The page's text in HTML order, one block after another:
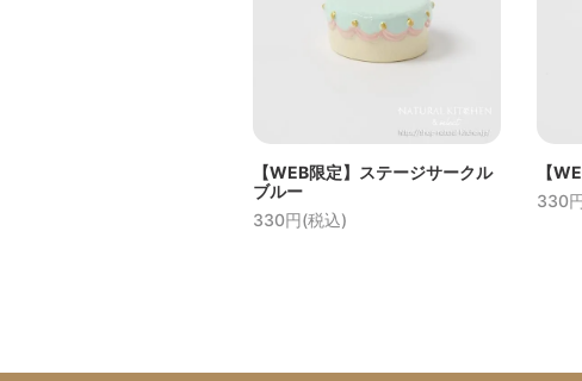
【WEB限定】ステージサークル
ブルー
330円(税込)
【
330